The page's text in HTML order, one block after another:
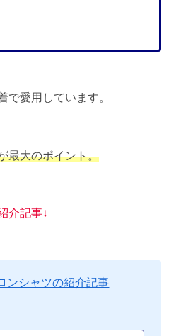
で愛用しています。
最大のポイント。
介記事↓
ンシャツの紹介記事